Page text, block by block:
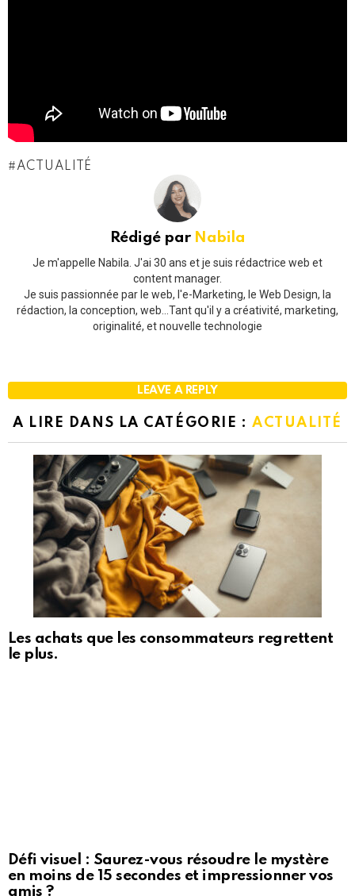
ACTUALITÉ
Rédigé par Nabila
Je m'appelle Nabila. J'ai 30 ans et je suis rédactrice web et
content manager.
Je suis passionnée par le web, l'e-Marketing, le Web Design, la
rédaction, la conception, web...Tant qu'il y a créativité, marketing,
originalité, et nouvelle technologie
LEAVE A REPLY
A LIRE DANS LA CATÉGORIE : ACTUALITÉ
Les achats que les consommateurs regrettent
le plus.
Défi visuel : Saurez-vous résoudre le mystère
en moins de 15 secondes et impressionner vos
amis ?